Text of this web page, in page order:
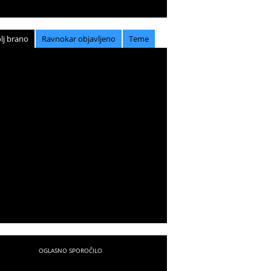
brano Ravnokar objavljeno Teme